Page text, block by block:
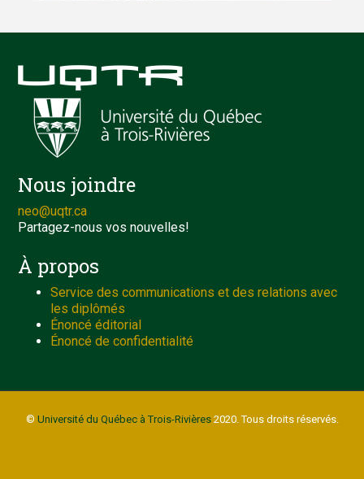
Nous joindre
neo@uqtr.ca
Partagez-nous vos nouvelles!
À propos
Service des communications et des relations avec
les diplômés
Énoncé éditorial
Énoncé de confidentialité
© Université du Québec à Trois-Rivières2020. Tous droits réservés.